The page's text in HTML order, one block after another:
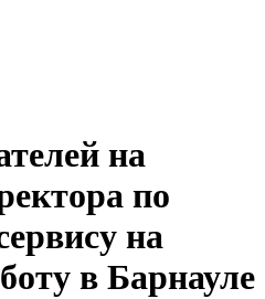
на
по
на
в Барнауле